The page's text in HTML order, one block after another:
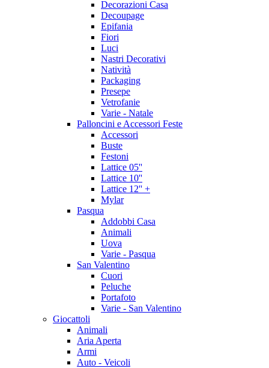
Decorazioni Casa
Decoupage
Epifania
Fiori
Luci
Nastri Decorativi
Natività
Packaging
Presepe
Vetrofanie
Varie - Natale
Palloncini e Accessori Feste
Accessori
Buste
Festoni
Lattice 05''
Lattice 10''
Lattice 12'' +
Mylar
Pasqua
Addobbi Casa
Animali
Uova
Varie - Pasqua
San Valentino
Cuori
Peluche
Portafoto
Varie - San Valentino
Giocattoli
Animali
Aria Aperta
Armi
Auto - Veicoli